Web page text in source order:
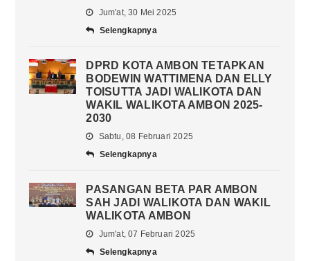
Jum'at, 30 Mei 2025
Selengkapnya
DPRD KOTA AMBON TETAPKAN
BODEWIN WATTIMENA DAN ELLY
TOISUTTA JADI WALIKOTA DAN
WAKIL WALIKOTA AMBON 2025-
2030
Sabtu, 08 Februari 2025
Selengkapnya
PASANGAN BETA PAR AMBON
SAH JADI WALIKOTA DAN WAKIL
WALIKOTA AMBON
Jum'at, 07 Februari 2025
Selengkapnya